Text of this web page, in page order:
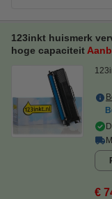
123inkt huismerk
hoge capaciteit
€